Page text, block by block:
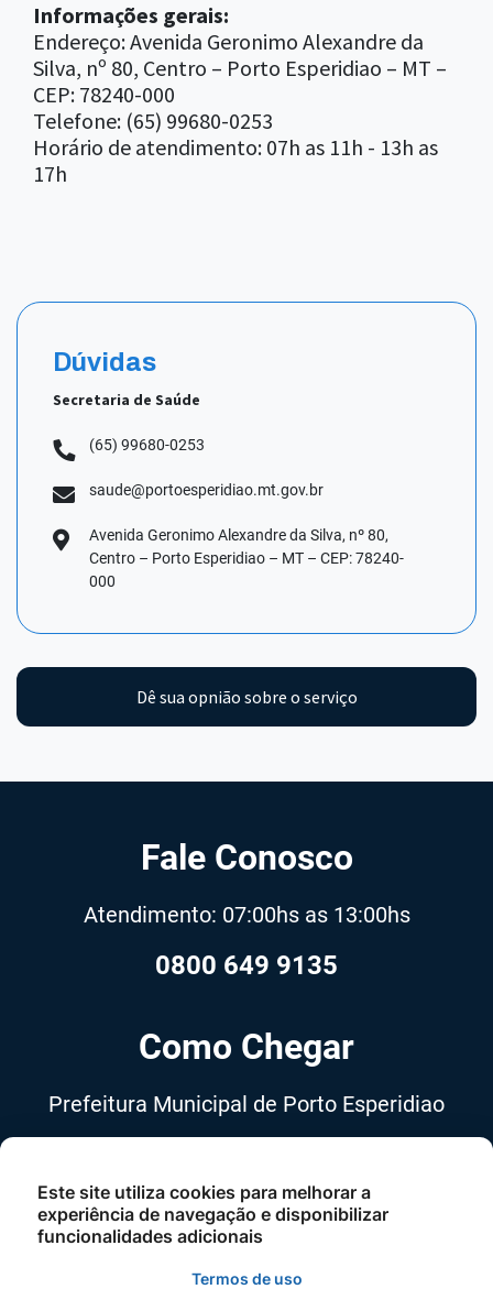
Informações gerais:
Endereço: Avenida Geronimo Alexandre da
Silva, nº 80, Centro – Porto Esperidiao – MT –
CEP: 78240-000
Telefone: (65) 99680-0253
Horário de atendimento: 07h as 11h - 13h as
17h
Dúvidas
Secretaria de Saúde
(65) 99680-0253
saude@portoesperidiao.mt.gov.br
Avenida Geronimo Alexandre da Silva, nº 80,
Centro – Porto Esperidiao – MT – CEP: 78240-
000
Dê sua opnião sobre o serviço
Fale Conosco
Atendimento: 07:00hs as 13:00hs
0800 649 9135
Como Chegar
Prefeitura Municipal de Porto Esperidiao
Centro, Porto Esperidião-MT, Cep
78240-000
Este site utiliza cookies para melhorar a
experiência de navegação e disponibilizar
funcionalidades adicionais
Termos de uso